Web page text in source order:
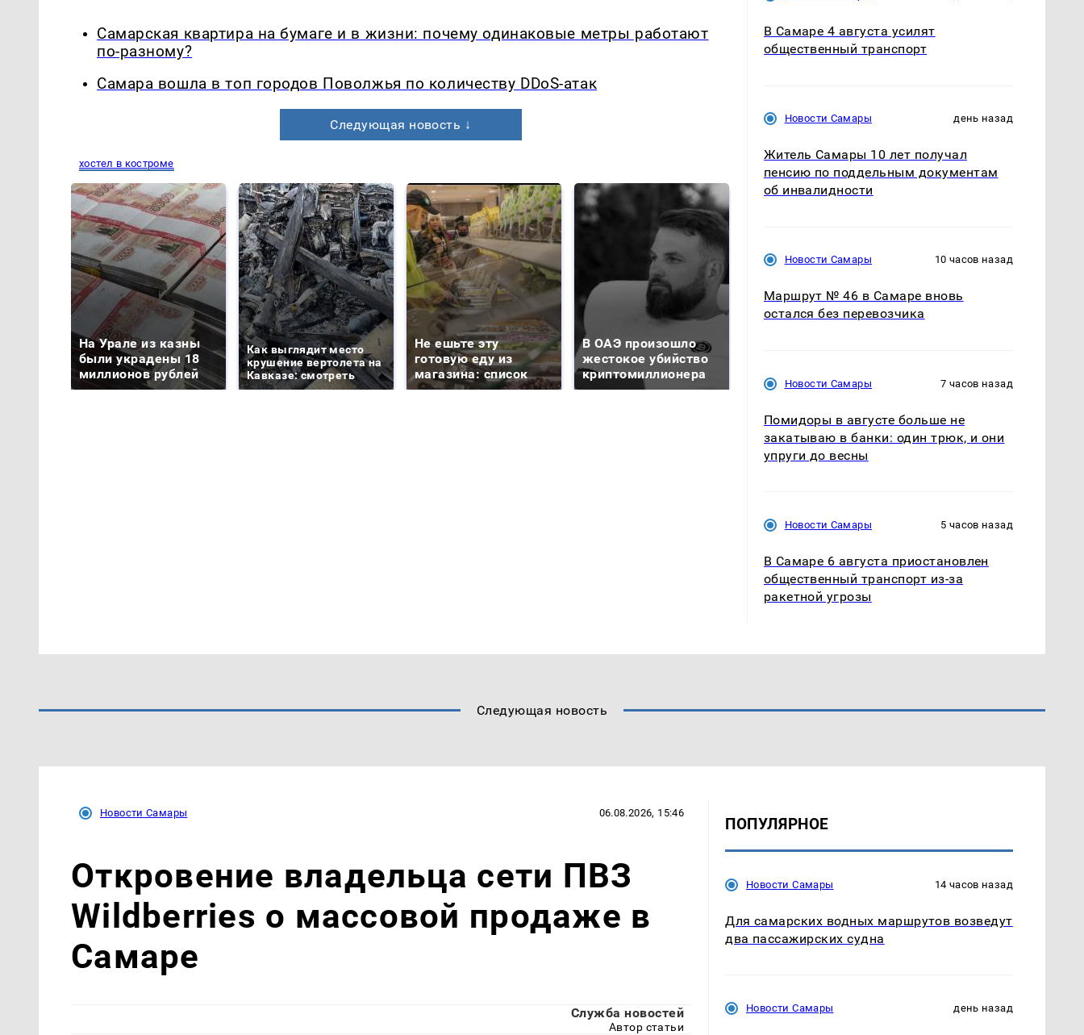
Самарская квартира на бумаге и в жизни: почему одинаковые метры работают
по-разному?
Самара вошла в топ городов Поволжья по количеству DDoS-атак
Следующая новость ↓
хостел в костроме
На Урале из казны
были украдены 18
миллионов рублей
Как выглядит место
крушение вертолета на
Кавказе: смотреть
Не ешьте эту
готовую еду из
магазина: список
В ОАЭ произошло
жестокое убийство
криптомиллионера
Кавказе: читать здесь
В Самаре 4 августа усилят
общественный транспорт
Новости Самары день назад
Житель Самары 10 лет получал
пенсию по поддельным документам
об инвалидности
Новости Самары 10 часов назад
Маршрут № 46 в Самаре вновь
остался без перевозчика
Новости Самары 7 часов назад
Помидоры в августе больше не
закатываю в банки: один трюк, и они
упруги до весны
Новости Самары 5 часов назад
В Самаре 6 августа приостановлен
общественный транспорт из-за
ракетной угрозы
Следующая новость
Новости Самары 06.08.2026, 15:46
Откровение владельца сети ПВЗ
Wildberries о массовой продаже в
Самаре
Служба новостей
Автор статьи
ПОПУЛЯРНОЕ
Новости Самары 14 часов назад
Для самарских водных маршрутов возведут
два пассажирских судна
Новости Самары день назад